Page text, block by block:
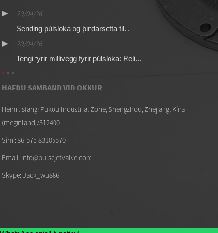
29/04/26
Sending púlsloka og þindarsetta til...
20/04/26
Tengi fyrir millivegg fyrir púlsloka: Reli...
HAFÐU SAMBAND VIÐ OKKUR
Heimilisfang: Pukou Industrial Zone, Shengzhou, Zhejiang, Kína
(meginland)/312400
Sími: 86-575-83105570
Email: info@pulsejetvalve.com
Skype: Jack_wu886